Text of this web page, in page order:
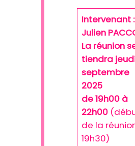
Intervenant
Julien
La réunion
tiendra
septembre
2025
de 19h00 à
22h00
de la
19h30)